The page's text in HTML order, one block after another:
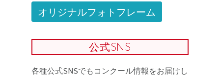
オリジナルフォトフレーム
公式SNS
各種公式SNSでもコンクール情報をお届けし